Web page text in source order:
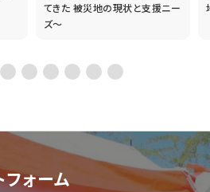
てきた 被災地の現状と支援ニー
ズ～
フォーム